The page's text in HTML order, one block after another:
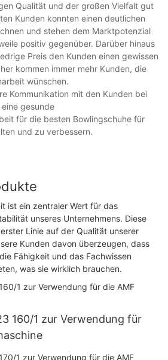
Qualität und der großen Vielfalt gut
Kunden konnten einen deutlichen
und stehen dem Marktpotenzial
positiv gegenüber. Darüber hinaus
Preis den Kunden einen gewissen
kommen immer mehr Kunden, die
wünschen.
Kommunikation mit den Kunden bei
gesunde
für die besten Bowlingschuhe für
und zu verbessern.
ist ein zentraler Wert für das
unseres Unternehmens. Diese
Linie auf der Qualität unserer
Kunden davon überzeugen, dass
Fähigkeit und das Fachwissen
was sie wirklich brauchen.
160/1 zur Verwendung für